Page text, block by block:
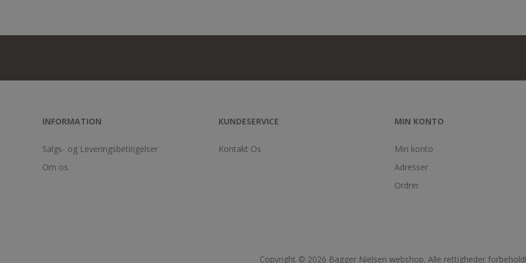
INFORMATION
Salgs- og Leveringsbetingelser
Om os
KUNDESERVICE
Kontakt Os
MIN KONTO
Min konto
Adresser
Ordrer
Copyright © 2026 Bagger Nielsen webshop. Alle rettigheder